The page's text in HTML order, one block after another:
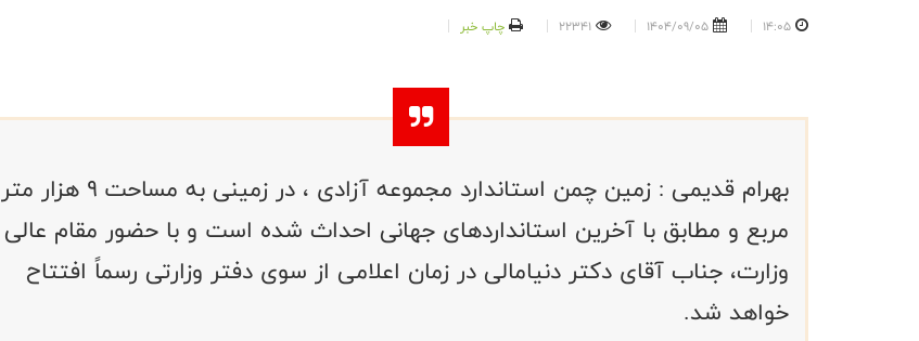
14:05
1404/09/05
22341 چاپ خبر
بهرام قدیمی : زمین چمن استاندارد مجموعه آزادی ، در زمینی به مساحت ۹ هزار متر
مربع و مطابق با آخرین استانداردهای جهانی احداث شده است و با حضور مقام عالی
وزارت، جناب آقای دکتر دنیامالی در زمان اعلامی از سوی دفتر وزارتی رسماً افتتاح
خواهد شد.